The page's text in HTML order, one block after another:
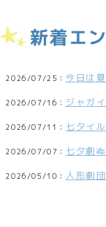
新着エ
2026/07/25：今日は
2026/07/16： ジャガ
2026/07/11： 七夕イ
2026/07/07： 七夕劇
2026/05/10： 人形劇